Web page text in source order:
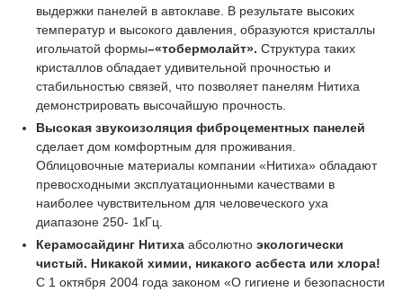
выдержки панелей в автоклаве. В результате высоких
температур и высокого давления, образуются кристаллы
игольчатой формы–«тобермолайт». Структура таких
кристаллов обладает удивительной прочностью и
стабильностью связей, что позволяет панелям Нитиха
демонстрировать высочайшую прочность.
Высокая звукоизоляция фиброцементных панелей
сделает дом комфортным для проживания.
Облицовочные материалы компании «Нитиха» обладают
превосходными эксплуатационными качествами в
наиболее чувствительном для человеческого уха
диапазоне 250- 1кГц.
Керамосайдинг Нитиха абсолютно экологически
чистый. Никакой химии, никакого асбеста или хлора!
С 1 октября 2004 года законом «О гигиене и безопасности